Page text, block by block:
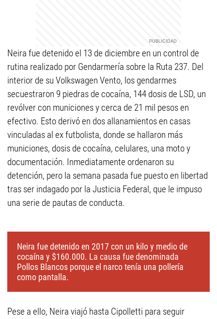
Neira fue detenido el 13 de diciembre en un control de
rutina realizado por Gendarmería sobre la Ruta 237. Del
interior de su Volkswagen Vento, los gendarmes
secuestraron 9 piedras de cocaína, 144 dosis de LSD, un
revólver con municiones y cerca de 21 mil pesos en
efectivo. Esto derivó en dos allanamientos en casas
vinculadas al ex futbolista, donde se hallaron más
municiones, dosis de cocaína, celulares, una moto y
documentación. Inmediatamente ordenaron su
detención, pero la semana pasada fue puesto en libertad
tras ser indagado por la Justicia Federal, que le impuso
una serie de pautas de conducta.
Neira fue detenido en 2017 con un kilo y medio de
cocaína y $160.000. La causa fue denominada
Pollos Blancos porque el narco tenía una pollería
como pantalla.
Pese a ello, Neira viajó hasta Cipolletti para seguir